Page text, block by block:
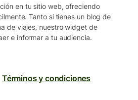
en tu sitio web, ofreciendo
Tanto si tienes un blog de
de viajes, nuestro widget de
e informar a tu audiencia.
Términos y condiciones